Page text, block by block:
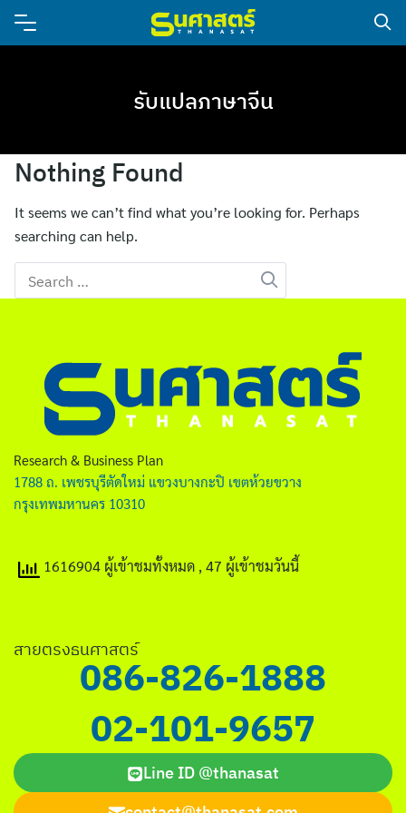
ไทย
English
รับแปลภาษาจีน
Nothing Found
It seems we can’t find what you’re looking for. Perhaps
searching can help.
Search
for:
Research & Business Plan
1788 ถ. เพชรบุรีตัดใหม่ แขวงบางกะปิ เขตห้วยขวาง
กรุงเทพมหานคร 10310
1616904 ผู้เข้าชมทั้งหมด , 47 ผู้เข้าชมวันนี้
สายตรงธนศาสตร์
086-826-1888
02-101-9657
Line ID @thanasat